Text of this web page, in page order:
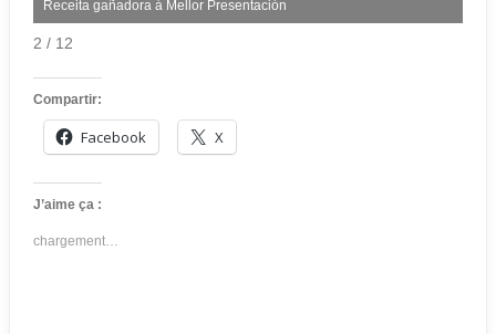
Receita gañadora á Mellor Presentación
2 / 12
Compartir:
Facebook X
J’aime ça :
chargement…